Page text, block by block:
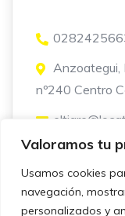
Valoramos tu
Usamos cookies
navegación,
personalizados y
Anzoategui,
nº240 Centro